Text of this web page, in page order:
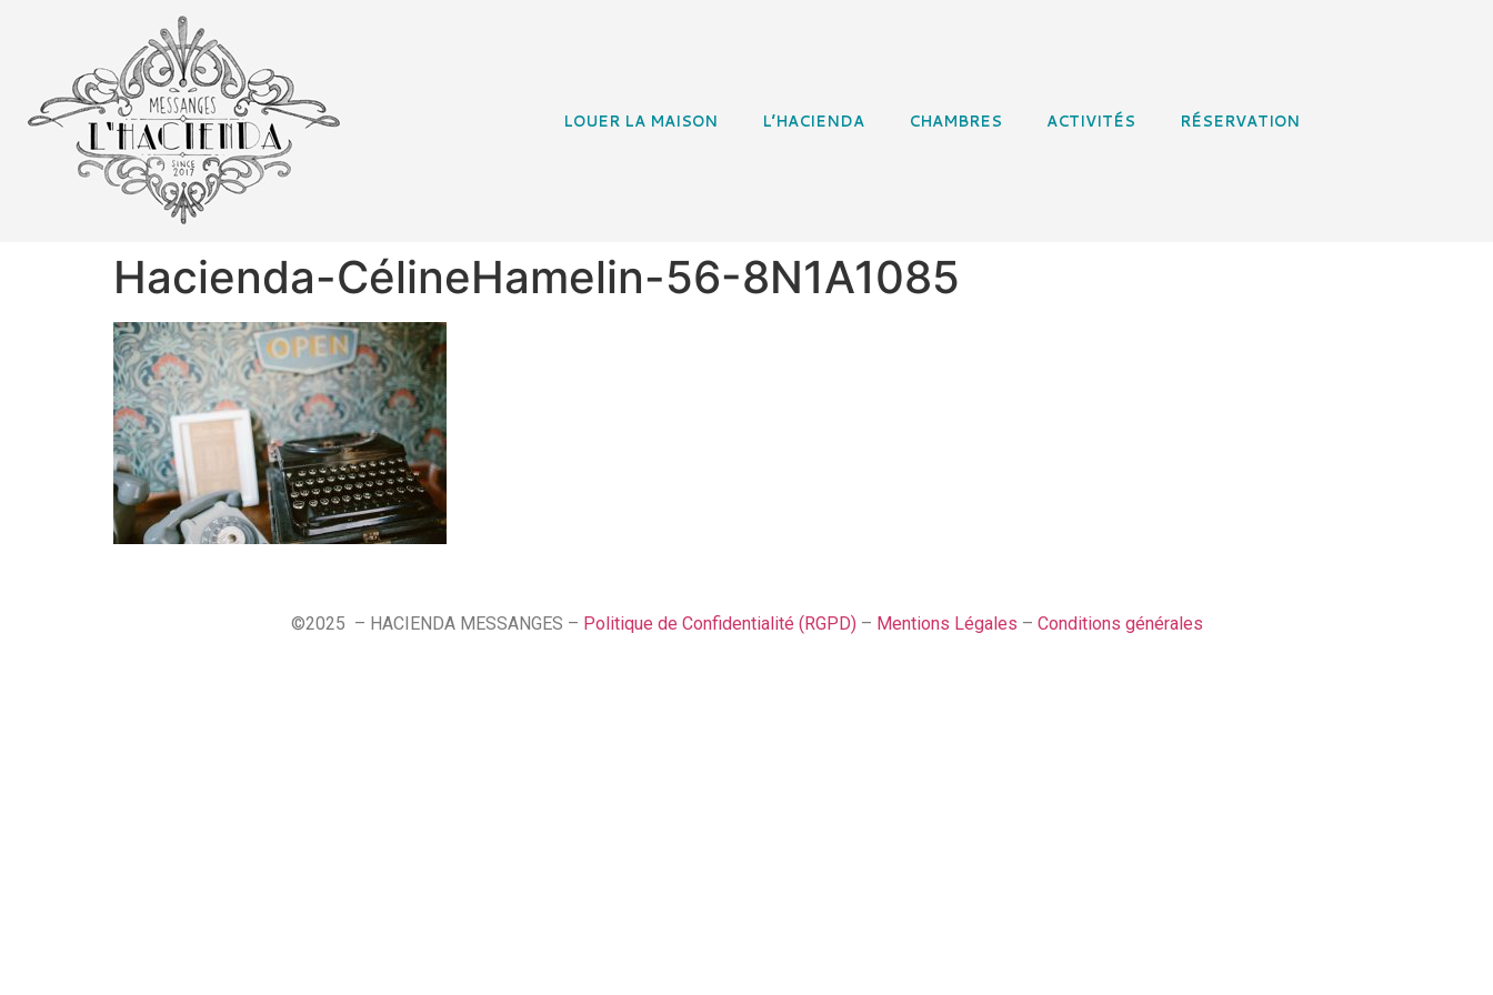
LOUER LA MAISON L’HACIENDA CHAMBRES ACTIVITÉS RÉSERVATION
Hacienda-CélineHamelin-56-8N1A1085
©2025 – HACIENDA MESSANGES – Politique de Confidentialité (RGPD)– Mentions Légales – Conditions générales